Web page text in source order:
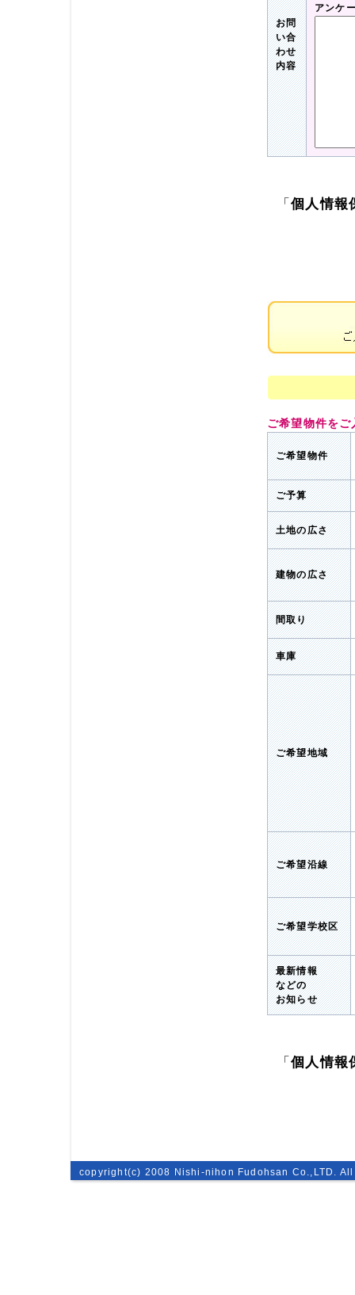
お問
い合
わせ
内容
アンケ
「個人情報
ご希望物件を
ご希望物件
ご予算
土地の広さ
建物の広さ
間取り
車庫
ご希望地域
ご希望沿線
ご希望学校区
最新情報
などの
お知らせ
「個人情報
copyright(c) 2008 Nishi-nihon Fudohsan Co.,LTD.